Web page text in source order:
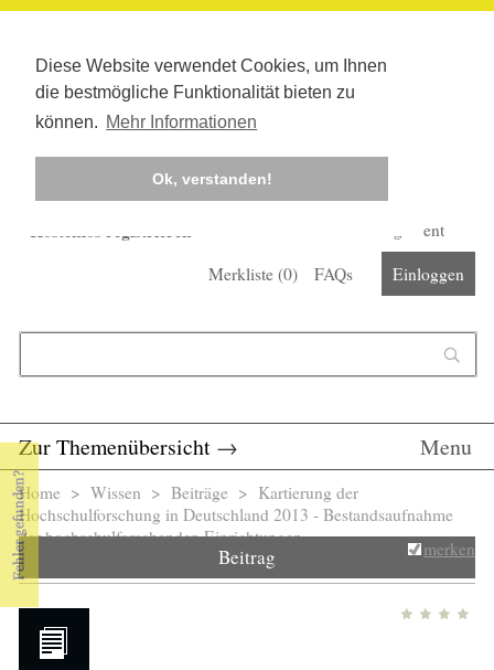
Diese Website verwendet Cookies, um Ihnen
die bestmögliche Funktionalität bieten zu
können. Mehr Informationen
Ok, verstanden!
Kostenlos registrieren
Corona-Management
Merkliste (0) FAQs Einloggen
Zur Themenübersicht → Menu
Sie sind hier
Home > Wissen > Beiträge > Kartierung der
Hochschulforschung in Deutschland 2013 - Bestandsaufnahme
der hochschulforschenden Einrichtungen
Beitrag merken